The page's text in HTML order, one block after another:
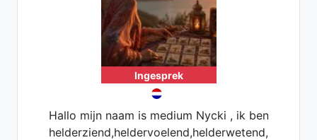
Ingesprek
Hallo mijn naam is medium Nycki , ik ben
helderziend,heldervoelend,helderwetend,